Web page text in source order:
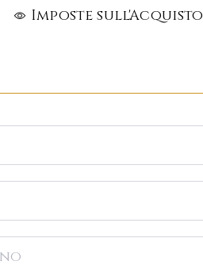
Imposte sull'Acquisto